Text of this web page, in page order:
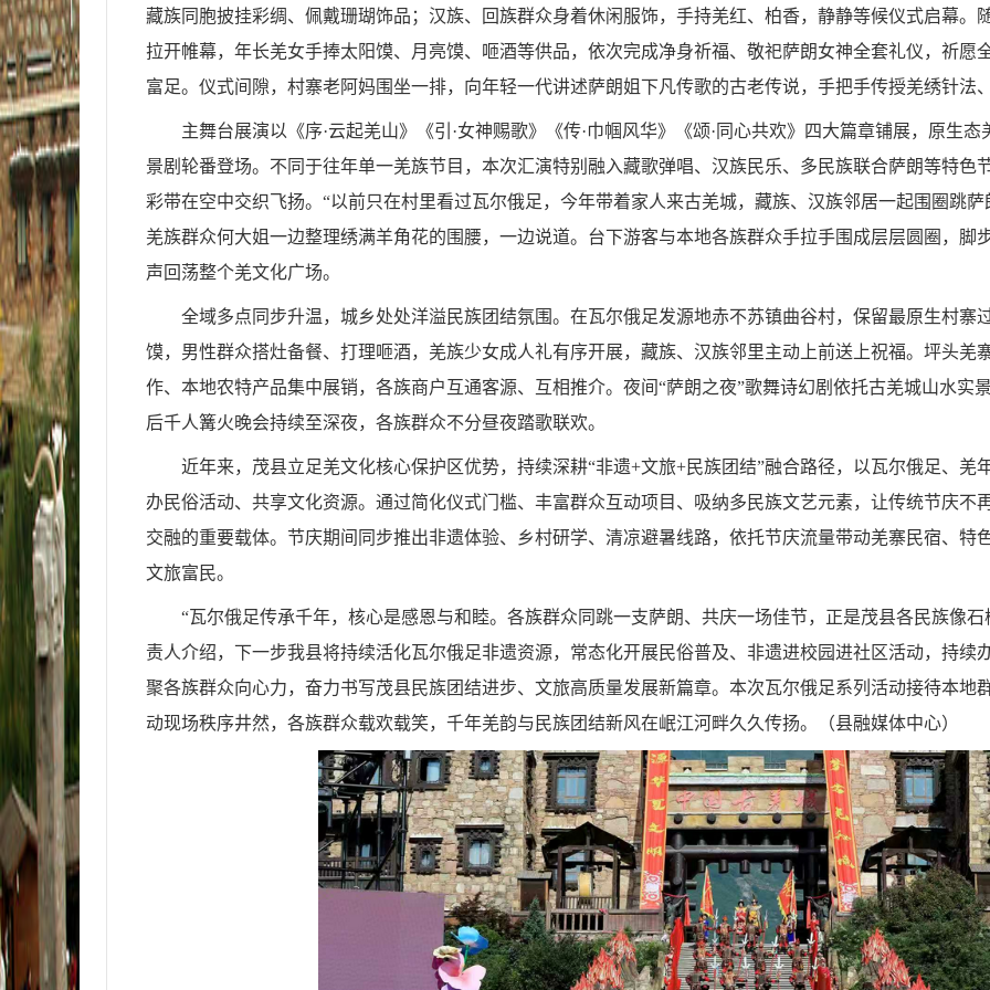
藏族同胞披挂彩绸、佩戴珊瑚饰品；汉族、回族群众身着休闲服饰，手持羌红、柏香，静静等候仪式启幕。
拉开帷幕，年长羌女手捧太阳馍、月亮馍、咂酒等供品，依次完成净身祈福、敬祀萨朗女神全套礼仪，祈愿
富足。仪式间隙，村寨老阿妈围坐一排，向年轻一代讲述萨朗姐下凡传歌的古老传说，手把手传授羌绣针法
主舞台展演以《序·云起羌山》《引·女神赐歌》《传·巾帼风华》《颂·同心共欢》四大篇章铺展，原生
景剧轮番登场。不同于往年单一羌族节目，本次汇演特别融入藏歌弹唱、汉族民乐、多民族联合萨朗等特色
彩带在空中交织飞扬。“以前只在村里看过瓦尔俄足，今年带着家人来古羌城，藏族、汉族邻居一起围圈跳
羌族群众何大姐一边整理绣满羊角花的围腰，一边说道。台下游客与本地各族群众手拉手围成层层圆圈，脚
声回荡整个羌文化广场。
全域多点同步升温，城乡处处洋溢民族团结氛围。在瓦尔俄足发源地赤不苏镇曲谷村，保留最原生村寨
馍，男性群众搭灶备餐、打理咂酒，羌族少女成人礼有序开展，藏族、汉族邻里主动上前送上祝福。坪头羌
作、本地农特产品集中展销，各族商户互通客源、互相推介。夜间“萨朗之夜”歌舞诗幻剧依托古羌城山水实
后千人篝火晚会持续至深夜，各族群众不分昼夜踏歌联欢。
近年来，茂县立足羌文化核心保护区优势，持续深耕“非遗+文旅+民族团结”融合路径，以瓦尔俄足、羌
办民俗活动、共享文化资源。通过简化仪式门槛、丰富群众互动项目、吸纳多民族文艺元素，让传统节庆不
交融的重要载体。节庆期间同步推出非遗体验、乡村研学、清凉避暑线路，依托节庆流量带动羌寨民宿、特
文旅富民。
“瓦尔俄足传承千年，核心是感恩与和睦。各族群众同跳一支萨朗、共庆一场佳节，正是茂县各民族像
责人介绍，下一步我县将持续活化瓦尔俄足非遗资源，常态化开展民俗普及、非遗进校园进社区活动，持续
聚各族群众向心力，奋力书写茂县民族团结进步、文旅高质量发展新篇章。本次瓦尔俄足系列活动接待本地
动现场秩序井然，各族群众载欢载笑，千年羌韵与民族团结新风在岷江河畔久久传扬。
（县融媒体中心）